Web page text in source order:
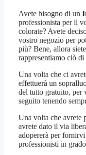
Avete bisogno di un
professionista per il
colorate? Avete
vostro negozio per
più? Bene, allora
rappresentiamo ciò
Una volta che ci
effettuerà un
del tutto gratuito, per
seguito tenendo
Una volta che avrete
avrete dato il via
adopererà per
professionisti in